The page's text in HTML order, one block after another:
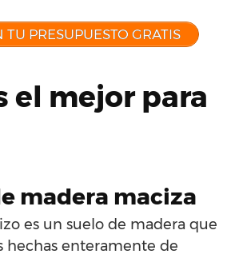
TU PRESUPUESTO GRATIS
el mejor para
madera maciza
es un suelo de madera que
hechas enteramente de